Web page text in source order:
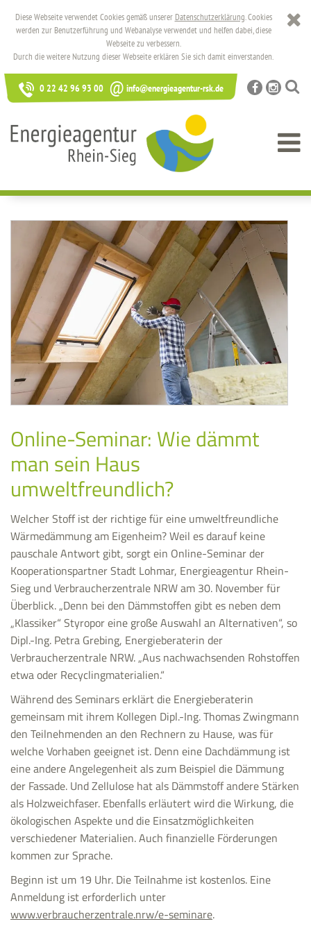
0 22 42 96 93 00 @ info@energieagentur-rsk.de
Online-Seminar: Wie dämmt
man sein Haus
umweltfreundlich?
Welcher Stoff ist der richtige für eine umweltfreundliche
Wärmedämmung am Eigenheim? Weil es darauf keine
pauschale Antwort gibt, sorgt ein Online-Seminar der
Kooperationspartner Stadt Lohmar, Energieagentur Rhein-
Sieg und Verbraucherzentrale NRW am 30. November für
Überblick. „Denn bei den Dämmstoffen gibt es neben dem
„Klassiker“ Styropor eine große Auswahl an Alternativen“, so
Dipl.-Ing. Petra Grebing, Energieberaterin der
Verbraucherzentrale NRW. „Aus nachwachsenden Rohstoffen
etwa oder Recyclingmaterialien.“
Während des Seminars erklärt die Energieberaterin
gemeinsam mit ihrem Kollegen Dipl.-Ing. Thomas Zwingmann
den Teilnehmenden an den Rechnern zu Hause, was für
welche Vorhaben geeignet ist. Denn eine Dachdämmung ist
eine andere Angelegenheit als zum Beispiel die Dämmung
der Fassade. Und Zellulose hat als Dämmstoff andere Stärken
als Holzweichfaser. Ebenfalls erläutert wird die Wirkung, die
ökologischen Aspekte und die Einsatzmöglichkeiten
verschiedener Materialien. Auch finanzielle Förderungen
kommen zur Sprache.
Beginn ist um 19 Uhr. Die Teilnahme ist kostenlos. Eine
Anmeldung ist erforderlich unter
www.verbraucherzentrale.nrw/e-seminare.
Diese Webseite verwendet Cookies gemäß unserer Datenschutzerklärung. Cookies
werden zur Benutzerführung und Webanalyse verwendet und helfen dabei, diese
Webseite zu verbessern.
Durch die weitere Nutzung dieser Webseite erklären Sie sich damit einverstanden.